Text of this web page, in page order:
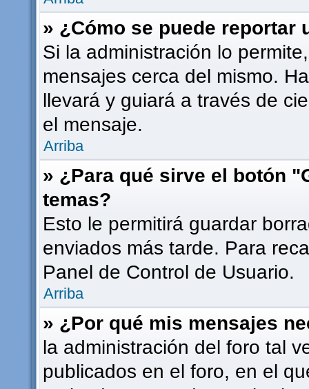
» ¿Cómo se puede reportar
Si la administración lo
mensajes cerca del mismo.
llevará y guiará a través de
el mensaje.
Arriba
» ¿Para qué sirve el botón
temas?
Esto le permitirá guardar
enviados más tarde. Para
Panel de Control de Usuario.
Arriba
» ¿Por qué mis mensajes
la administración del foro tal
publicados en el foro, en el